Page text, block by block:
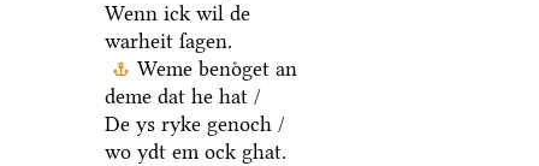
Wenn ick wil de
warheit ſagen.
Weme benoͤget an
deme dat he hat /
De ys ryke genoch /
wo ydt em ock ghat.